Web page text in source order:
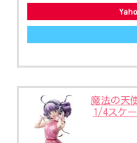
魔法の天
1/4スケ